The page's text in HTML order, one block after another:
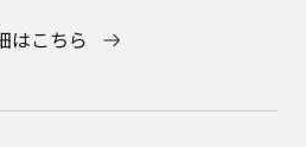
はこちら